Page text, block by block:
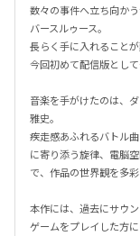
数々の事件へ立ち向か
バースルゥース。
長らく手に入れること
今回初めて配信版として
音楽を手がけたのは、
雅史。
疾走感あふれるバトル
に寄り添う旋律、電脳
で、作品の世界観を多
本作には、過去にサウ
ゲームをプレイした方